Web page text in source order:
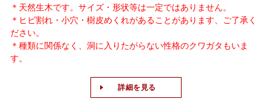
＊天然生木です。サイズ・形状等は一定ではありません。
＊ヒビ割れ・小穴・樹皮めくれがあることがあります、ご了承く
ださい。
＊種類に関係なく、洞に入りたがらない性格のクワガタもいま
す。
詳細を見る